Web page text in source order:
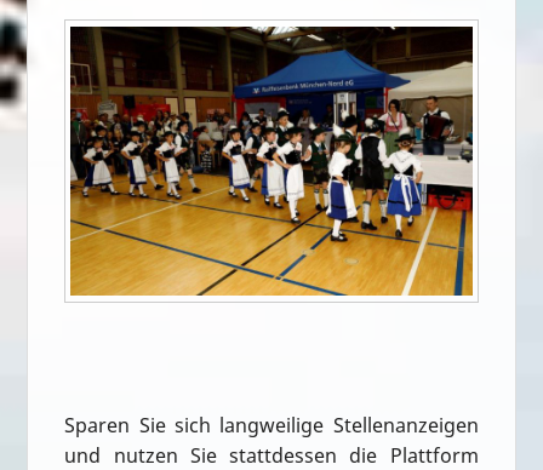
Sparen Sie sich langweilige Stellenanzeigen
und nutzen Sie stattdessen die Plattform